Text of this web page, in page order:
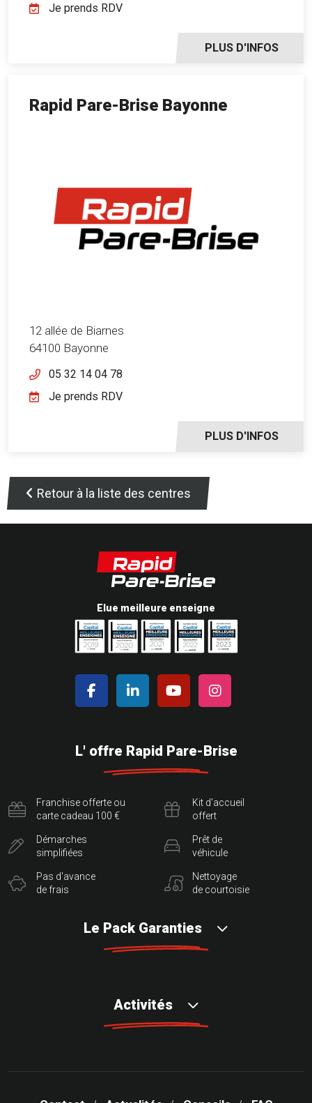
PLUS D'INFOS
Je prends RDV
Rapid Pare-Brise Bayonne
12 allée de Biarnes
64100 Bayonne
05 32 14 04 78
PLUS D'INFOS
Je prends RDV
Retour à la liste des centres
Elue meilleure enseigne
L' offre Rapid Pare-Brise
Franchise offerte ou
carte cadeau 100 €
Démarches
simplifiées
Pas d'avance
de frais
Kit d'accueil
offert
Prêt de
véhicule
Nettoyage
de courtoisie
Le Pack Garanties
Activités